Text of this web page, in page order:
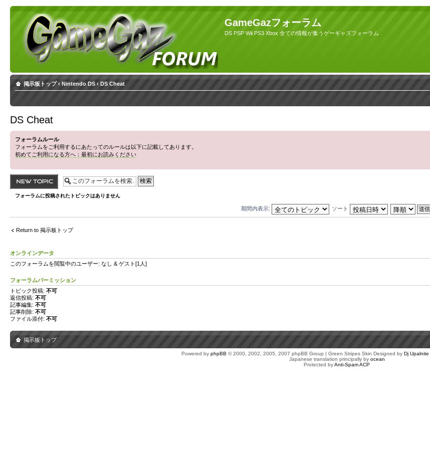
GameGazフォーラム
DS PSP Wii PS3 Xbox 全ての情報が集うゲーギャズフォーラム
掲示板トップ ‹ Nintendo DS ‹ DS Cheat
DS Cheat
フォーラムルール
フォーラムをご利用するにあたってのルールは以下に記載してあります。
初めてご利用になる方へ：最初にお読みください
フォーラムに投稿されたトピックはありません
期間内表示: ソート
Return to 掲示板トップ
オンラインデータ
このフォーラムを閲覧中のユーザー: なし & ゲスト[1人]
フォーラムパーミッション
トピック投稿: 不可
返信投稿: 不可
記事編集: 不可
記事削除: 不可
ファイル添付: 不可
掲示板トップ
Powered by phpBB © 2000, 2002, 2005, 2007 phpBB Group | Green Stripes Skin Designed by Dj Upalnite
Japanese translation principally by ocean
Protected byAnti-Spam ACP